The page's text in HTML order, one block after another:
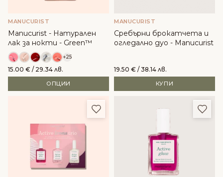
MANUCURIST
Manucurist - Натурален
лак за нокти - Green™
+25
15.00 € / 29.34 лв.
ОПЦИИ
MANUCURIST
Сребърни брокатчета и
огледално дуо - Manucurist
19.50 € / 38.14 лв.
КУПИ
Добави в любими